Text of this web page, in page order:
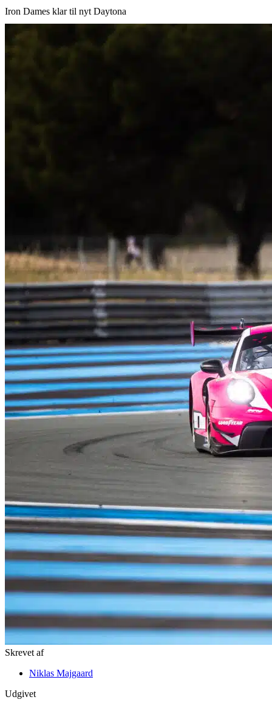
Iron Dames klar til nyt Daytona
Skrevet af
Niklas Majgaard
Udgivet